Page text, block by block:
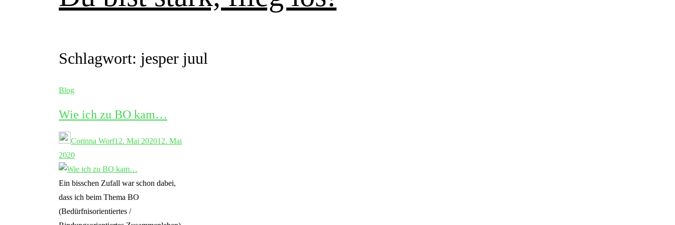
Schlagwort: jesper juul
Blog
Wie ich zu BO kam…
Corinna Worf12. Mai 202012. Mai
2020
Ein bisschen Zufall war schon dabei,
dass ich beim Thema BO
(Bedürfnisorientiertes /